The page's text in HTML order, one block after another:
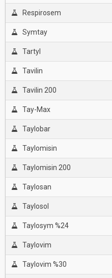
Respirosem
Symtay
Tartyl
Tavilin
Tavilin 200
Tay-Max
Taylobar
Taylomisin
Taylomisin 200
Taylosan
Taylosol
Taylosym %24
Taylovim
Taylovim %30